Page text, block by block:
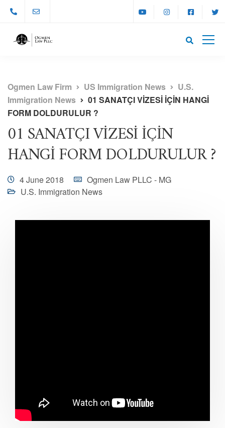
Ogmen Law Firm US Immigration News
U.S.
Immigration News
01 SANATÇI VİZESİ İÇİN HANGİ
FORM DOLDURULUR ?
01 SANATÇI VİZESİ İÇİN
HANGİ FORM DOLDURULUR ?
4 June 2018
Ogmen Law PLLC - MG
U.S. Immigration News